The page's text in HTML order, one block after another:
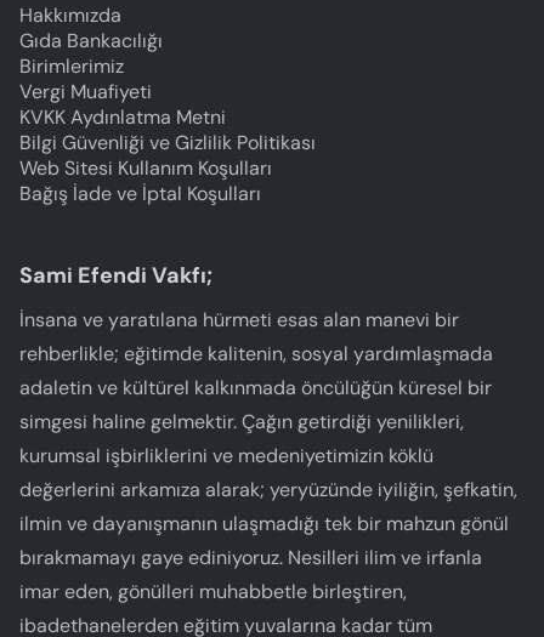
Hakkımızda
Gıda Bankacılığı
Birimlerimiz
Vergi Muafiyeti
KVKK Aydınlatma Metni
Bilgi Güvenliği ve Gizlilik Politikası
Web Sitesi Kullanım Koşulları
Bağış İade ve İptal Koşulları
Sami Efendi Vakfı;
İnsana ve yaratılana hürmeti esas alan manevi bir
rehberlikle; eğitimde kalitenin, sosyal yardımlaşmada
adaletin ve kültürel kalkınmada öncülüğün küresel bir
simgesi haline gelmektir. Çağın getirdiği yenilikleri,
kurumsal işbirliklerini ve medeniyetimizin köklü
değerlerini arkamıza alarak; yeryüzünde iyiliğin, şefkatin,
ilmin ve dayanışmanın ulaşmadığı tek bir mahzun gönül
bırakmamayı gaye ediniyoruz. Nesilleri ilim ve irfanla
imar eden, gönülleri muhabbetle birleştiren,
ibadethanelerden eğitim yuvalarına kadar tüm